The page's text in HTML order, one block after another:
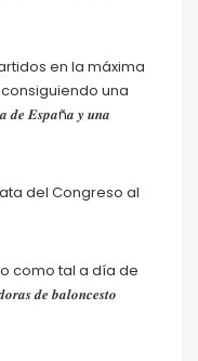
en la máxima
una
𝒅𝒆 𝑬𝒔𝒑𝒂ñ𝒂 𝒚 𝒖𝒏𝒂
del Congreso al
como tal a día de
𝒅𝒆 𝒃𝒂𝒍𝒐𝒏𝒄𝒆𝒔𝒕𝒐